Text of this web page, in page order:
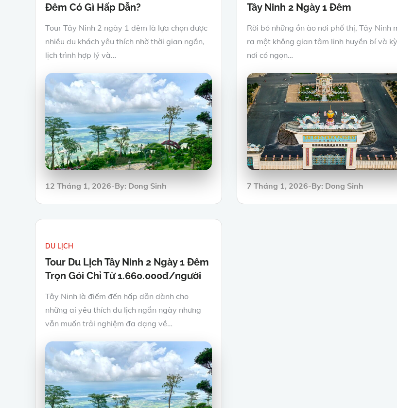
Đêm Có Gì Hấp Dẫn?
Tour Tây Ninh 2 ngày 1 đêm là lựa chọn được
nhiều du khách yêu thích nhờ thời gian ngắn,
lịch trình hợp lý và…
Posted
12 Tháng 1, 2026 By: Dong Sinh
Tây Ninh 2 Ngày 1 Đêm
Rời bỏ những ồn ào nơi phố thị, Tây Ninh
ra một không gian tâm linh huyền bí và
nơi có ngọn…
Posted
7 Tháng 1, 2026 By: Dong Sinh
DU LỊCH
Tour Du Lịch Tây Ninh 2 Ngày 1 Đêm
Trọn Gói Chỉ Từ 1.660.000đ/người
Tây Ninh là điểm đến hấp dẫn dành cho
những ai yêu thích du lịch ngắn ngày nhưng
vẫn muốn trải nghiệm đa dạng về…